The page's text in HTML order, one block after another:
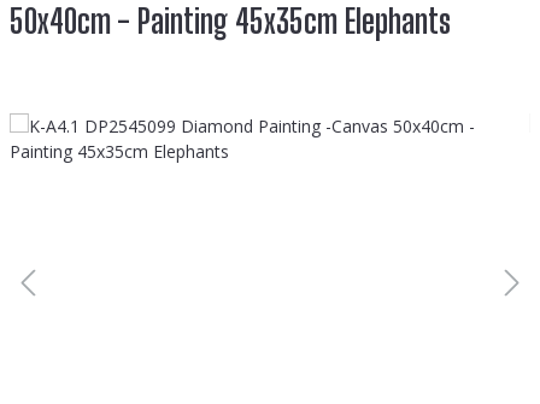
50x40cm - Painting 45x35cm Elephants
Afbeeldingengalerij overslaan